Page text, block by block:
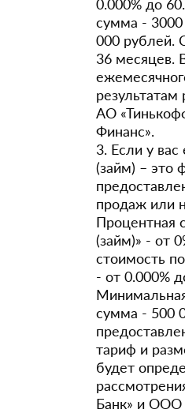
0.000% до
сумма -
000 рублей.
36 месяцев.
результатам
АО
Финанс».
3. Если у
(займ) – это
продаж или
Процентная
(займ)» - от
стоимость
- от 0.000%
сумма - 500
тариф и
будет
Банк» и